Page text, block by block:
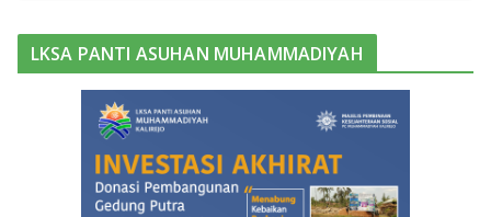
0 Comments
Purwadi, Nahkoda Baru MAM
Kalirejo Dikukuhkan Prof Sudarman
November 3, 2025 0 Comments
LKSA PANTI ASUHAN MUHAMMADIYAH